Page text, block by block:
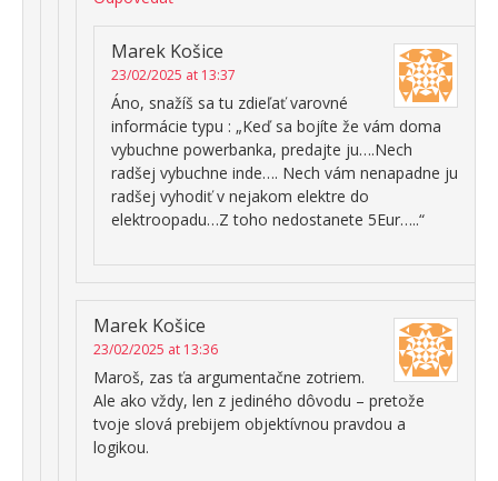
Marek Košice
23/02/2025 at 13:37
Áno, snažíš sa tu zdieľať varovné
informácie typu : „Keď sa bojíte že vám doma
vybuchne powerbanka, predajte ju….Nech
radšej vybuchne inde…. Nech vám nenapadne ju
radšej vyhodiť v nejakom elektre do
elektroopadu…Z toho nedostanete 5Eur…..“
Marek Košice
23/02/2025 at 13:36
Maroš, zas ťa argumentačne zotriem.
Ale ako vždy, len z jediného dôvodu – pretože
tvoje slová prebijem objektívnou pravdou a
logikou.